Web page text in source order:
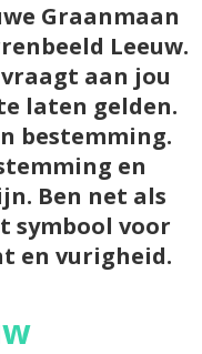
Graanmaan
Leeuw.
vraagt aan jou
laten gelden.
bestemming.
en
Ben net als
symbool voor
en vurigheid.